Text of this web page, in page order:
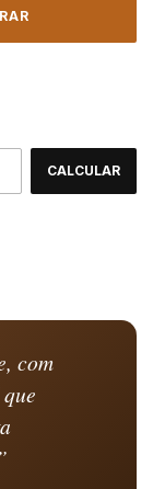
CALCULAR
com